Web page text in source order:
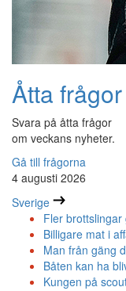
Åtta frågor
Svara på åtta frågor
om veckans nyheter.
Gå till frågorna
4 augusti 2026
Sverige
Fler brottslingar
Billigare mat i
Man från gäng
Båten kan ha
Kungen på